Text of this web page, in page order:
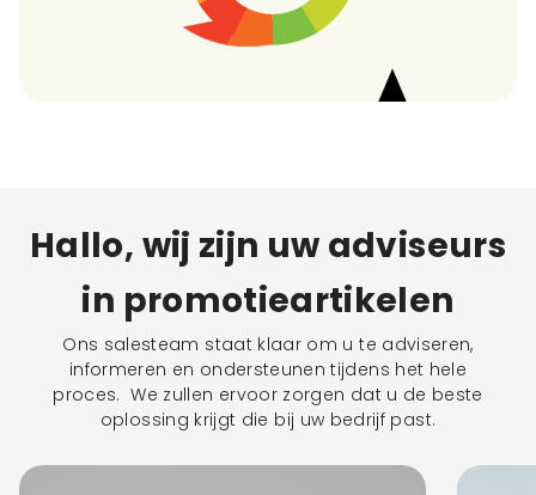
Hallo, wij zijn uw adviseurs
in promotieartikelen
Ons salesteam staat klaar om u te adviseren,
informeren en ondersteunen tijdens het hele
proces. We zullen ervoor zorgen dat u de beste
oplossing krijgt die bij uw bedrijf past.